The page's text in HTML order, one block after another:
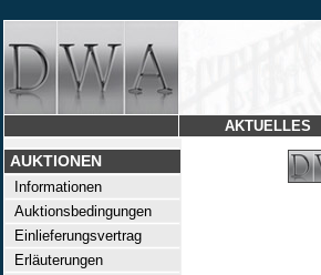
AKTUELLES
AUKTIONEN
Informationen
Auktionsbedingungen
Einlieferungsvertrag
Erläuterungen